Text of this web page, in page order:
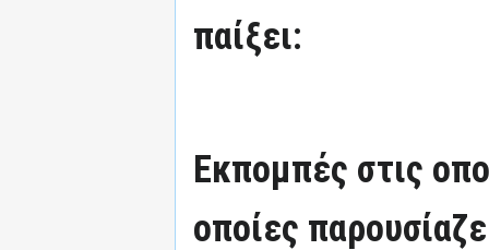
παίξει:
Εκπομπές στις
οποίες